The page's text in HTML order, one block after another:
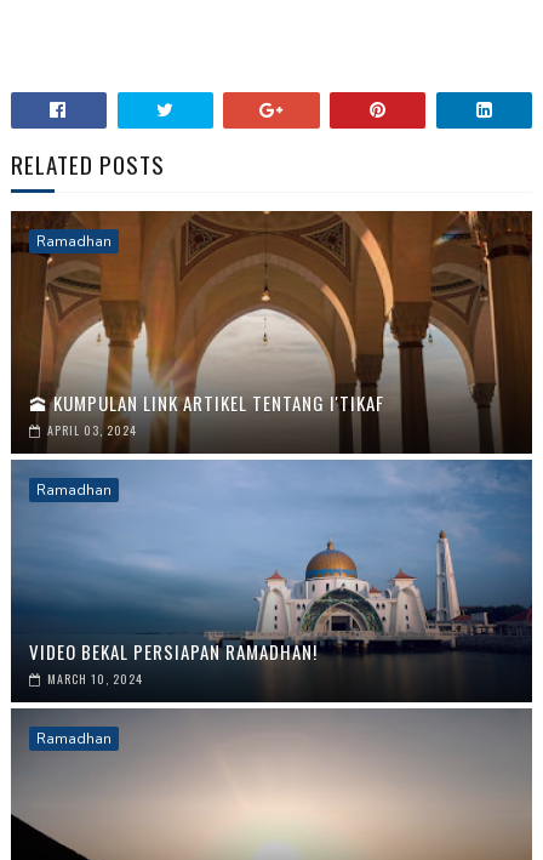
RELATED POSTS
Ramadhan
🕋 KUMPULAN LINK ARTIKEL TENTANG I'TIKAF
APRIL 03, 2024
Ramadhan
VIDEO BEKAL PERSIAPAN RAMADHAN!
MARCH 10, 2024
Ramadhan